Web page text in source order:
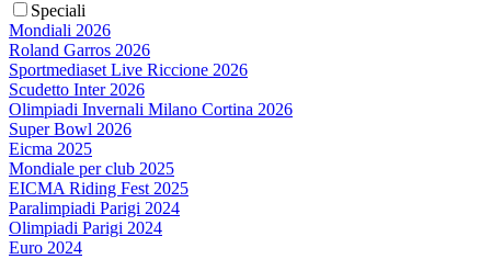
Speciali
Mondiali 2026
Roland Garros 2026
Sportmediaset Live Riccione 2026
Scudetto Inter 2026
Olimpiadi Invernali Milano Cortina 2026
Super Bowl 2026
Eicma 2025
Mondiale per club 2025
EICMA Riding Fest 2025
Paralimpiadi Parigi 2024
Olimpiadi Parigi 2024
Euro 2024